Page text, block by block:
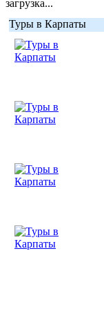
загрузка...
Туры в Карпаты